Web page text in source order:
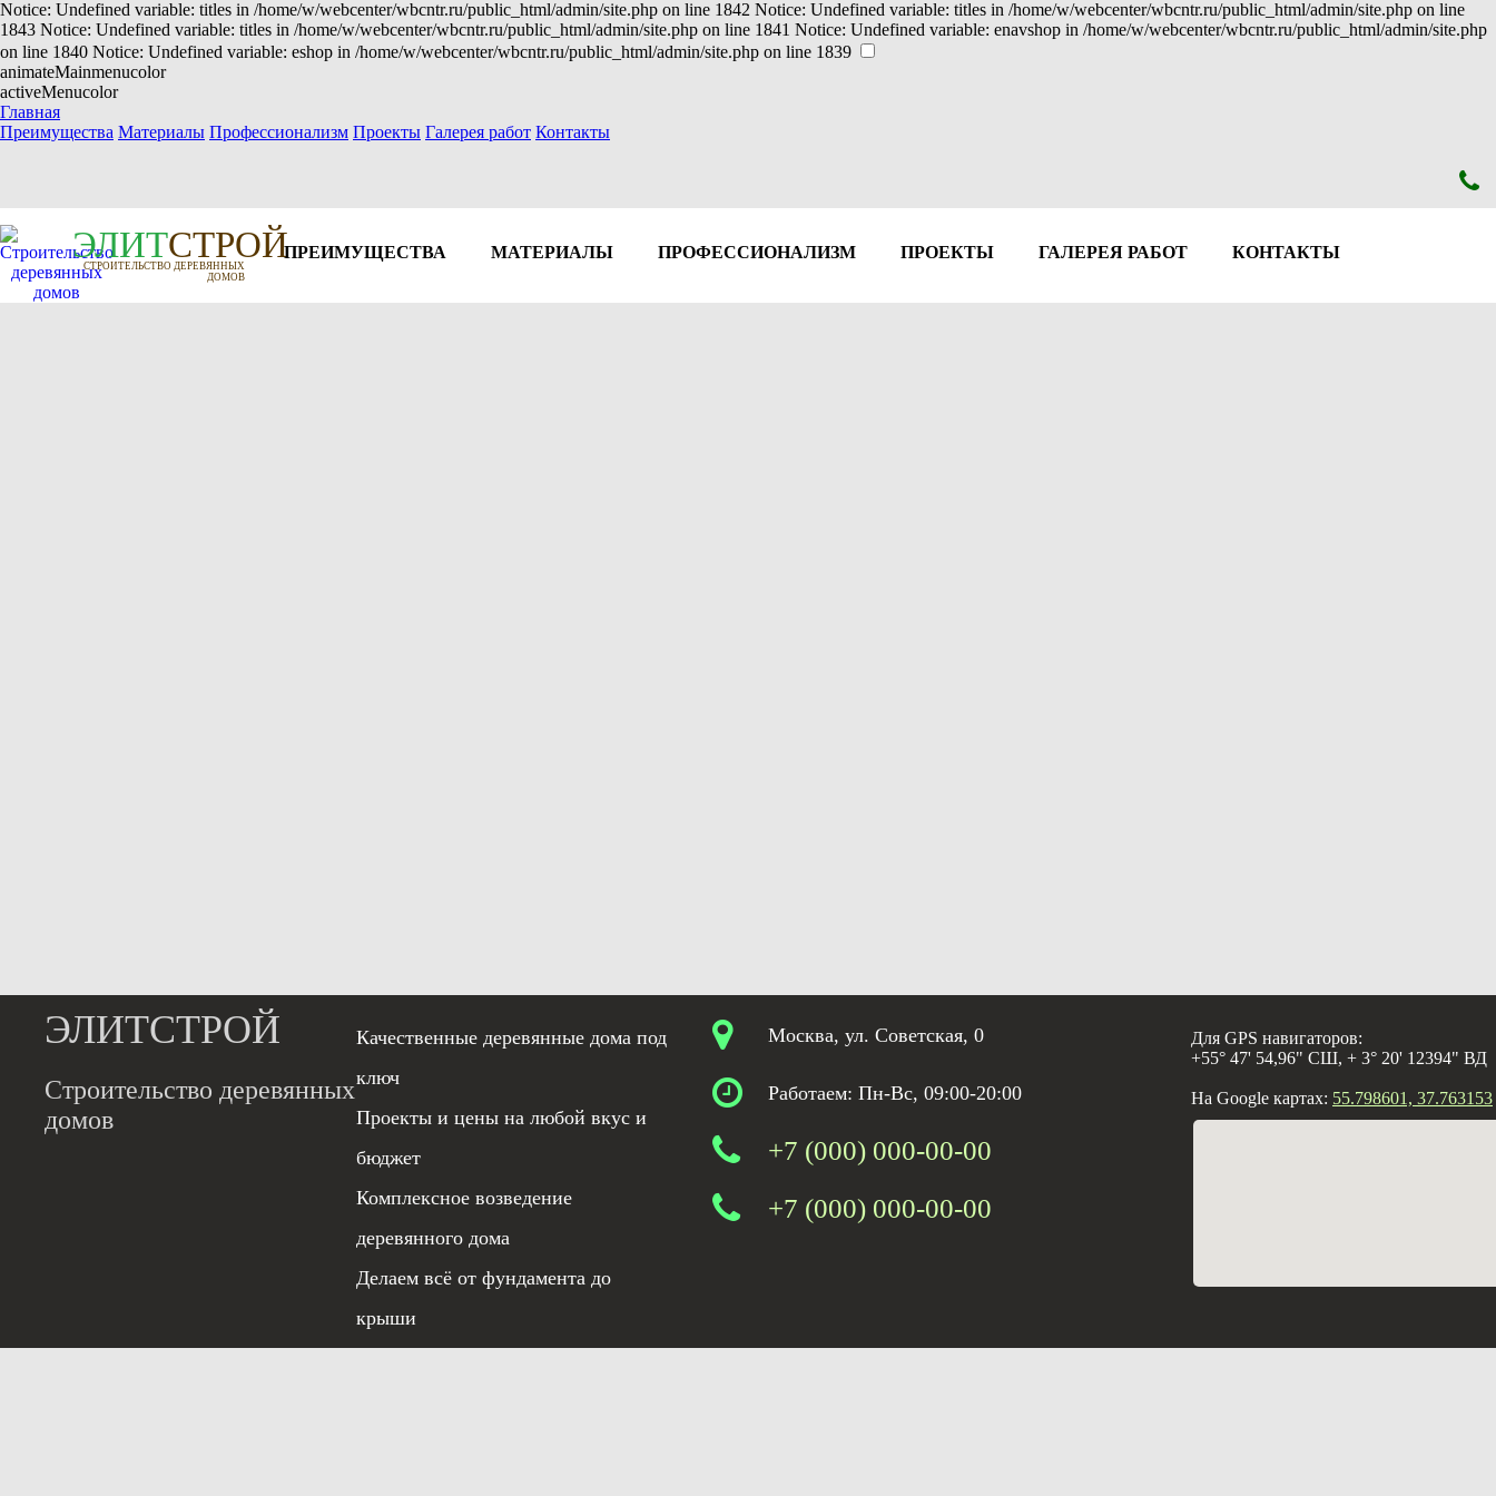
Notice: Undefined variable: titles in /home/w/webcenter/wbcntr.ru/public_html/admin/site.php on line 1842 Notice: Undefined variable: titles in /home/w/webcenter/wbcntr.ru/public_html/admin/site.php on line
1843 Notice: Undefined variable: titles in /home/w/webcenter/wbcntr.ru/public_html/admin/site.php on line 1841 Notice: Undefined variable: enavshop in /home/w/webcenter/wbcntr.ru/public_html/admin/site.php
on line 1840 Notice: Undefined variable: eshop in /home/w/webcenter/wbcntr.ru/public_html/admin/site.php on line 1839
animateMainmenucolor
activeMenucolor
Главная
Преимущества Материалы Профессионализм Проекты Галерея работ Контакты
ЭЛИТСТРОЙ
СТРОИТЕЛЬСТВО ДЕРЕВЯННЫХ
ДОМОВ
ПРЕИМУЩЕСТВА МАТЕРИАЛЫ ПРОФЕССИОНАЛИЗМ ПРОЕКТЫ ГАЛЕРЕЯ РАБОТ КОНТАКТЫ
ЭЛИТСТРОЙ
Строительство деревянных
домов
Качественные деревянные дома под
ключ
Проекты и цены на любой вкус и
бюджет
Комплексное возведение
деревянного дома
Делаем всё от фундамента до
крыши
Москва, ул. Советская, 0
Работаем: Пн-Вс, 09:00-20:00
+7 (000) 000-00-00
+7 (000) 000-00-00
Для GPS навигаторов:
+55° 47' 54,96" СШ, + 3° 20' 12394" ВД
На Google картах: 55.798601, 37.763153